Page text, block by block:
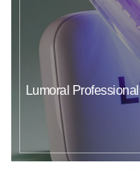
Lumoral